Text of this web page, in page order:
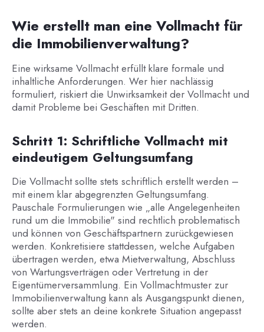
Wie erstellt man eine Vollmacht für
die Immobilienverwaltung?
Eine wirksame Vollmacht erfüllt klare formale und
inhaltliche Anforderungen. Wer hier nachlässig
formuliert, riskiert die Unwirksamkeit der Vollmacht und
damit Probleme bei Geschäften mit Dritten.
Schritt 1: Schriftliche Vollmacht mit
eindeutigem Geltungsumfang
Die Vollmacht sollte stets schriftlich erstellt werden –
mit einem klar abgegrenzten Geltungsumfang.
Pauschale Formulierungen wie „alle Angelegenheiten
rund um die Immobilie" sind rechtlich problematisch
und können von Geschäftspartnern zurückgewiesen
werden. Konkretisiere stattdessen, welche Aufgaben
übertragen werden, etwa Mietverwaltung, Abschluss
von Wartungsverträgen oder Vertretung in der
Eigentümerversammlung. Ein Vollmachtmuster zur
Immobilienverwaltung kann als Ausgangspunkt dienen,
sollte aber stets an deine konkrete Situation angepasst
werden.